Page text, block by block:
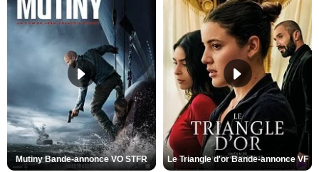
Mutiny Bande-annonce VO STFR Le Triangle d'or Bande-annonce VF